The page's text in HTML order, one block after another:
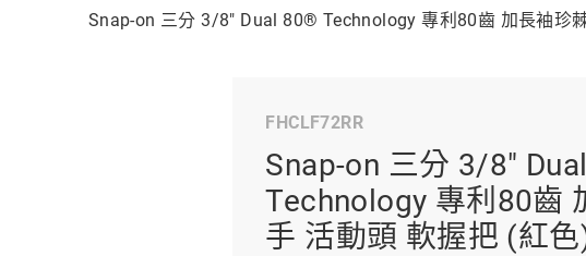
電動工具
車廠專用工具
Snap-on 三分 3/8" Dual 80® Technology 專利80齒 加長袖珍
FHCLF72RR
Snap-on 三分 3/8"
Technology 專利80齒
手 活動頭 軟握把 (紅色